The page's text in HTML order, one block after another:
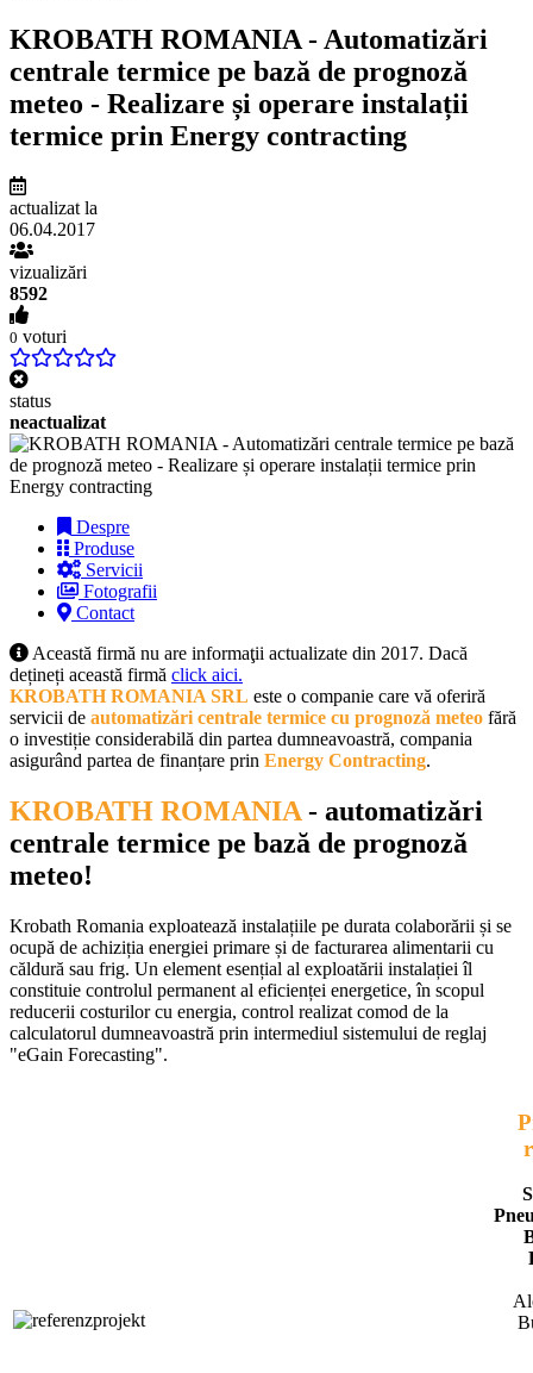
KROBATH ROMANIA - Automatizări
centrale termice pe bază de prognoză
meteo - Realizare și operare instalații
termice prin Energy contracting
actualizat la
06.04.2017
vizualizări
8592
0 voturi
status
neactualizat
Despre
Produse
Servicii
Fotografii
Contact
Această firmă nu are informaţii actualizate din 2017. Dacă
dețineți această firmă click aici.
KROBATH ROMANIA SRL este o companie care vă oferiră
servicii de automatizări centrale termice cu prognoză meteo fără
o investiție considerabilă din partea dumneavoastră, compania
asigurând partea de finanțare prin Energy Contracting.
KROBATH ROMANIA - automatizări
centrale termice pe bază de prognoză
meteo!
Krobath Romania exploatează instalațiile pe durata colaborării și se
ocupă de achiziția energiei primare și de facturarea alimentarii cu
căldură sau frig. Un element esențial al exploatării instalației îl
constituie controlul permanent al eficienței energetice, în scopul
reducerii costurilor cu energia, control realizat comod de la
calculatorul dumneavoastră prin intermediul sistemului de reglaj
"eGain Forecasting".